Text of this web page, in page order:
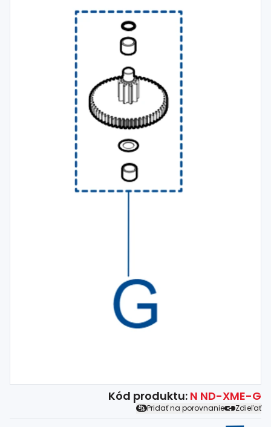
materiál
materiál
Kód produktu: N ND-XME-G
Pridať na porovnanie Zdieľať